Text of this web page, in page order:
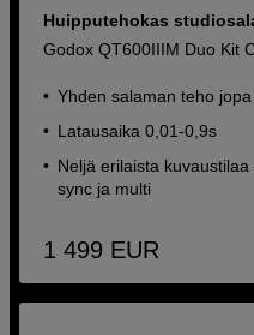
Huipputehokas
Godox QT600IIIM Duo Kit
Yhden salaman teho
Latausaika 0,01-0,9s
Neljä erilaista
sync ja multi
1 499 EUR